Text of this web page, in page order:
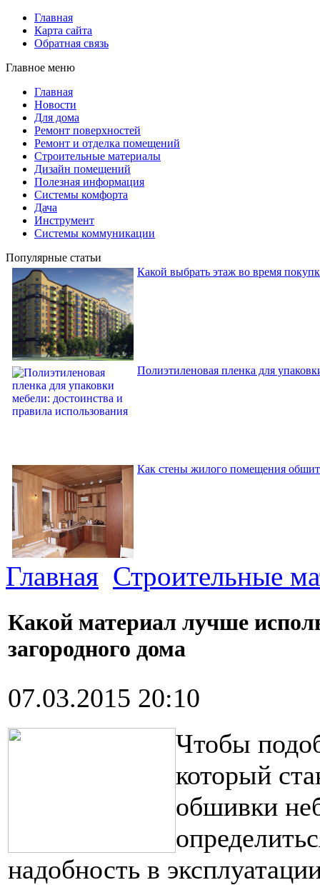
Главная
Карта сайта
Обратная связь
Главное меню
Главная
Новости
Для дома
Ремонт поверхностей
Ремонт и отделка помещений
Строительные материалы
Дизайн помещений
Полезная информация
Системы комфорта
Дача
Инструмент
Системы коммуникации
Популярные статьи
Какой выбрать этаж во время
Полиэтиленовая пленка для
Как стены жилого помещения
Главная Строительные
Какой материал лучше
загородного дома
07.03.2015 20:10
Чтобы
который
обшивки
надобность в